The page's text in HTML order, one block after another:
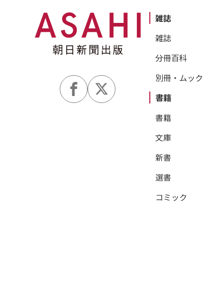
雑誌
雑誌
分冊百科
別冊・ムック
書籍
書籍
文庫
新書
選書
コミック